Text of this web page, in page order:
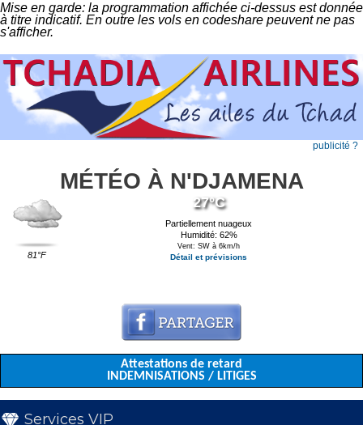
Mise en garde: la programmation affichée ci-dessus est donnée
à titre indicatif. En outre les vols en codeshare peuvent ne pas
s'afficher.
publicité ?
MÉTÉO À N'DJAMENA
81°F
27°C
Partiellement nuageux
Humidité: 62%
Vent: SW à 6km/h
Détail et prévisions
Attestations de retard
INDEMNISATIONS / LITIGES
Services VIP